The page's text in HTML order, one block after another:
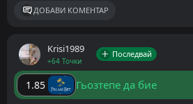
ДОБАВИ КОМЕНТАР
Krisi1989
+64 Точки
Последвай
1.85 Гьозтепе да бие